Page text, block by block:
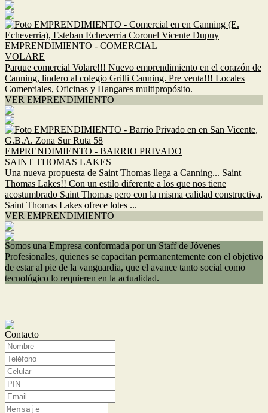
EMPRENDIMIENTO - COMERCIAL
VOLARE
Parque comercial Volare!!! Nuevo emprendimiento en el corazón de
Canning, lindero al colegio Grilli Canning. Pre venta!!! Locales
Comerciales, Oficinas y Hangares multipropósito.
VER EMPRENDIMIENTO
EMPRENDIMIENTO - BARRIO PRIVADO
SAINT THOMAS LAKES
Una nueva propuesta de Saint Thomas llega a Canning... Saint
Thomas Lakes!! Con un estilo diferente a los que nos tiene
acostumbrado Saint Thomas pero con la misma calidad constructiva,
Saint Thomas Lakes ofrece lotes ...
VER EMPRENDIMIENTO
Somos una Empresa conformada por un Staff de Jóvenes
Profesionales, quienes se capacitan permanentemente con el objetivo
de estar al pie de la vanguardia, que el avance tanto social como
tecnológico lo requieren en la actualidad.
Contacto